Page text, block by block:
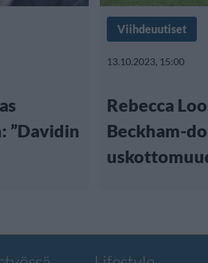
”Davidin
Viihdeuutiset
13.10.2023, 15:00
Rebecca
Beckham-